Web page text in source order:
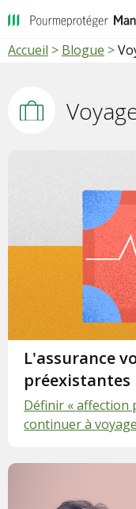
Accueil > Blogue >
L'assurance
préexistantes
Définir « affection
continuer à